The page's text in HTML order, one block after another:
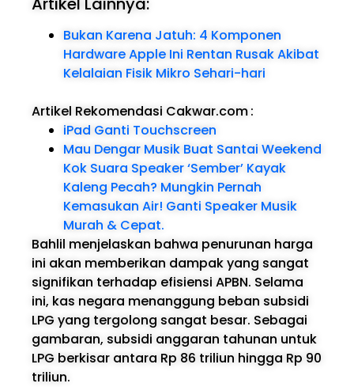
Bukan Karena Jatuh: 4 Komponen
Hardware Apple Ini Rentan Rusak Akibat
Kelalaian Fisik Mikro Sehari-hari
Artikel Rekomendasi Cakwar.com:
iPad Ganti Touchscreen
Mau Dengar Musik Buat Santai Weekend
Kok Suara Speaker ‘Sember’ Kayak
Kaleng Pecah? Mungkin Pernah
Kemasukan Air! Ganti Speaker Musik
Murah & Cepat.
Bahlil menjelaskan bahwa penurunan harga
ini akan memberikan dampak yang sangat
signifikan terhadap efisiensi APBN. Selama
ini, kas negara menanggung beban subsidi
LPG yang tergolong sangat besar. Sebagai
gambaran, subsidi anggaran tahunan untuk
LPG berkisar antara Rp 86 triliun hingga Rp 90
triliun.